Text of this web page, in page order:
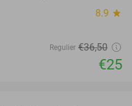
8.9 star
Regulier €36,50
€25